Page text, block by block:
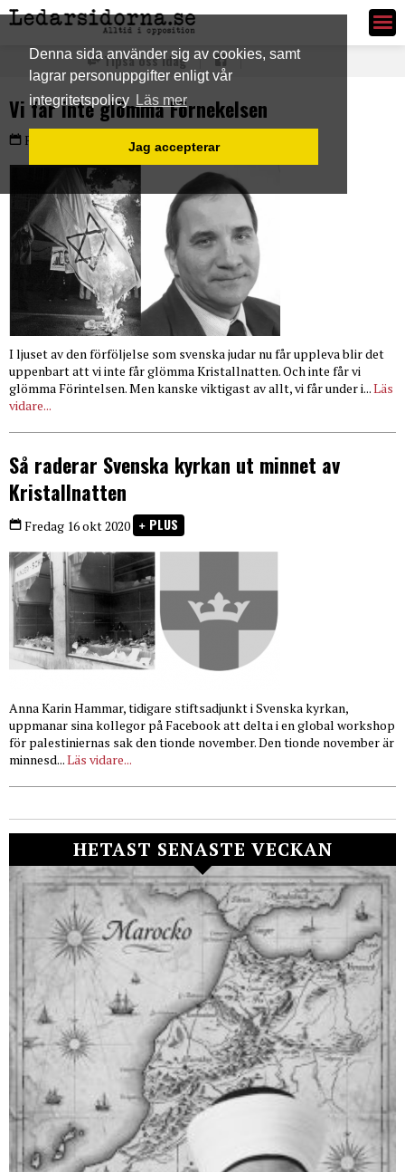
Denna sida använder sig av cookies, samt
lagrar personuppgifter enligt vår
integritetspolicy Läs mer
Jag accepterar
Ledarsidorna.se
Tipsa oss idag
Vi får inte glömma Förnekelsen
Fredag 10 nov 2023
I ljuset av den förföljelse som svenska judar nu får uppleva blir det
uppenbart att vi inte får glömma Kristallnatten. Och inte får vi
glömma Förintelsen. Men kanske viktigast av allt, vi får under i...Läs
vidare...
Så raderar Svenska kyrkan ut minnet av
Kristallnatten
Fredag 16 okt 2020 PLUS
Anna Karin Hammar, tidigare stiftsadjunkt i Svenska kyrkan,
uppmanar sina kollegor på Facebook att delta i en global workshop
för palestiniernas sak den tionde november. Den tionde november är
minnesd...Läs vidare...
HETAST SENASTE VECKAN